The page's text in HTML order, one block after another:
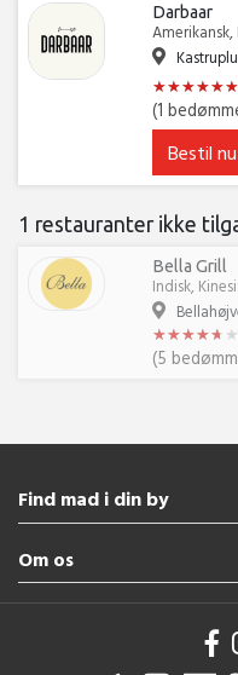
Darbaar
Amerikansk,
★★★★★★
★★★★★★
(1
Bestil nu
1 restauranter ikke
Bella Grill
Indisk,
★★★★★ ★
★★★★★ ★
(5
Find mad i din by
Haderslev
Augustenborg
Sønderborg
Om os
Handelsbetingelser